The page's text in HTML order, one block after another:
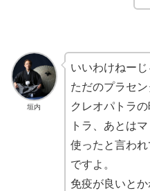
垣内
いいわけねーじ
ただのプラセン
クレオパトラ
トラ、あとは
使ったと言わ
ですよ。
免疫が良いと